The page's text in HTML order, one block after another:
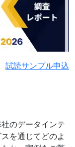
試読サンプル申込
のデータインテ
を通じてどのよ